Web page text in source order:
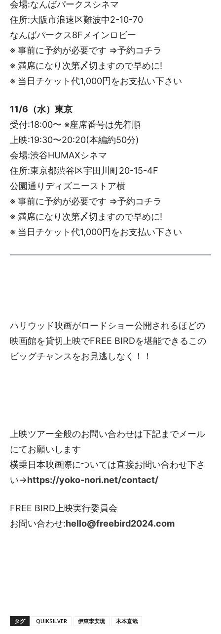
会場:なんばパークスシネマ
住所:大阪市浪速区難波中2-10-70
なんばパークス8Fメインロビー
※ 事前に予約が必要です ⇒予約コチラ
※ 満席になり次第〆切ますので早めに!
※ 当日チケット代1,000円をお支払い下さい
11/6（水）東京
受付:18:00〜 ※座席番号は先着順
上映:19:30〜20:20(本編約50分)
会場:渋谷HUMAXシネマ
住所:東京都渋谷区宇田川町20-15-4F
公園通りディズニーストア横
※ 事前に予約が必要です ⇒予約コチラ
※ 満席になり次第〆切ますので早めに!
※ 当日チケット代1,000円をお支払い下さい
ハリウッド映画がロードショー公開されるほどの
映画館を貸切上映でFREE BIRDを堪能できるこの
ビッグチャンスをお見逃しなく！！
上映ツアー全般のお問い合わせは下記までメール
にてお願いします
横乗日本映画際については直接お問い合わせ下さ
い→https://yoko-nori.net/contact/
FREE BIRD上映実行委員会
お問い合わせ:hello@freebird2024.com
タグ QUIKSILVER 伊東李安琉 木本直哉